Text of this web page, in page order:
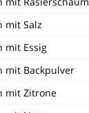
mit Salz
mit Essig
mit Backpulver
mit Zitrone